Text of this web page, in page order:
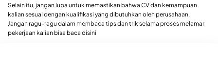
Selain itu, jangan lupa untuk memastikan bahwa CV dan kemampuan
kalian sesuai dengan kualifikasi yang dibutuhkan oleh perusahaan.
Jangan ragu-ragu dalam membaca tips dan trik selama proses melamar
pekerjaan kalian bisa baca disini